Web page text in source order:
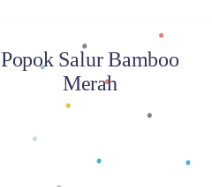
Popok Salur Bamboo
Merah